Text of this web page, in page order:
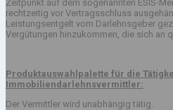
Zeitpunkt auf dem sogenannten ESIS-
rechtzeitig vor Vertragsschluss
Leistungsentgelt vom Darlehnsgeber
Vergütungen hinzukommen, die sich an
Produktauswahlpalette für die
Immobiliendarlehnsvermittler:
Der Vermittler wird unabhängig tätig.